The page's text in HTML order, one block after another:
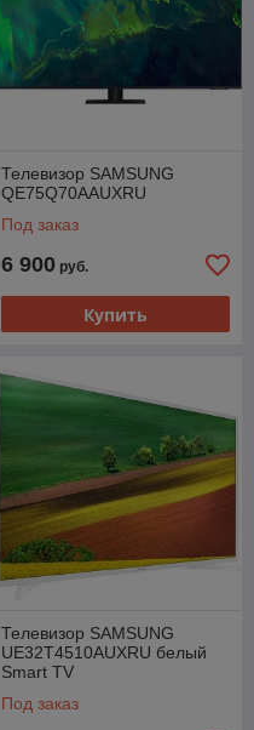
Телевизор SAMSUNG
QE75Q70AAUXRU
Под заказ
6 900 руб.
Купить
Телевизор SAMSUNG
UE32T4510AUXRU белый
Smart TV
Под заказ